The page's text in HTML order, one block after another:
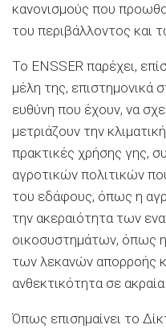
κανονισμούς που
του περιβάλλοντος και
Το ENSSER παρέχει,
μέλη της, επιστημονικά
ευθύνη που έχουν, να
μετριάζουν την
πρακτικές χρήσης γης,
αγροτικών πολιτικών
του εδάφους, όπως η
την ακεραιότητα των
οικοσυστημάτων, όπως
των λεκανών απορροής
ανθεκτικότητα σε
Όπως επισημαίνει το